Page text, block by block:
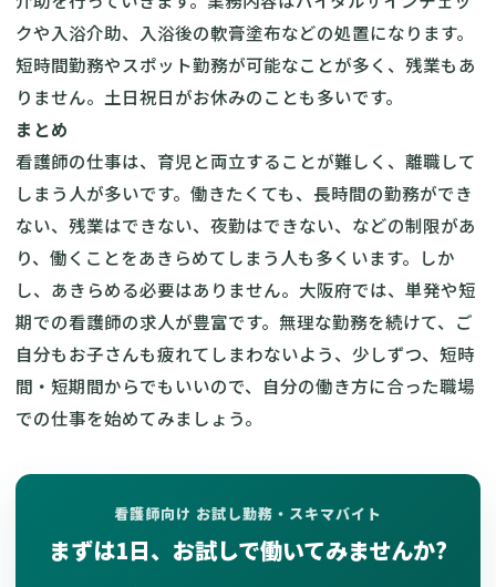
クや入浴介助、入浴後の軟膏塗布などの処置になります。
短時間勤務やスポット勤務が可能なことが多く、残業もあ
りません。土日祝日がお休みのことも多いです。
まとめ
看護師の仕事は、育児と両立することが難しく、離職して
しまう人が多いです。働きたくても、長時間の勤務ができ
ない、残業はできない、夜勤はできない、などの制限があ
り、働くことをあきらめてしまう人も多くいます。しか
し、あきらめる必要はありません。大阪府では、単発や短
期での看護師の求人が豊富です。無理な勤務を続けて、ご
自分もお子さんも疲れてしまわないよう、少しずつ、短時
間・短期間からでもいいので、自分の働き方に合った職場
での仕事を始めてみましょう。
看護師向け お試し勤務・スキマバイト
まずは1日、お試しで働いてみませんか?